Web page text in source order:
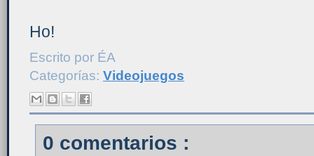
Ho!
Escrito por ÉA
Categorías: Videojuegos
0 comentarios :